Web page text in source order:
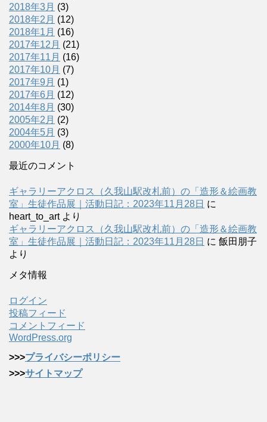
2018年3月 (3)
2018年2月 (12)
2018年1月 (16)
2017年12月 (21)
2017年11月 (16)
2017年10月 (7)
2017年9月 (1)
2017年6月 (12)
2014年8月 (30)
2005年2月 (2)
2004年5月 (3)
2000年10月 (8)
最近のコメント
ギャラリーアクロス（久我山駅改札前）の「造形＆絵画教
室」生徒作品展｜活動日記：2023年11月28日 に
heart_to_artより
ギャラリーアクロス（久我山駅改札前）の「造形＆絵画教
室」生徒作品展｜活動日記：2023年11月28日 に 飯田朋子
より
メタ情報
ログイン
投稿フィード
コメントフィード
WordPress.org
>>>プライバシーポリシー
>>>サイトマップ